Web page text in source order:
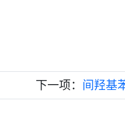
下一项： 间羟基